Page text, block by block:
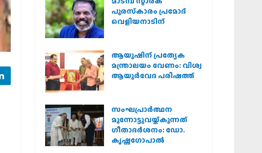
പുരസ്‌കാരം പ്രമോദ്
വെളിയനാടിന്
ആയുഷിന് പ്രത്യേക
മന്ത്രാലയം വേണം: വിശ്വ
ആയുര്‍വേദ പരിഷത്ത്
സംഘപ്രാര്‍ത്ഥന
മുന്നോട്ടുവയ്ക്കുന്നത്
ഗീതാദര്‍ശനം: ഡോ.
കൃഷ്ണഗോപാല്‍